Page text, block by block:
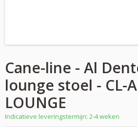
Cane-line - Al
lounge stoel - CL-
LOUNGE
Indicatieve leveringstermijn: 2-4 weken